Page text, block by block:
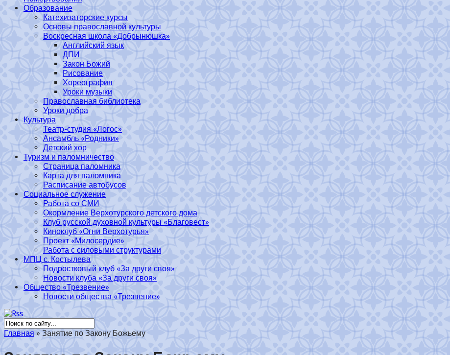
Образование
Катехизаторские курсы
Основы православной культуры
Воскресная школа «Добрынюшка»
Английский язык
ДПИ
Закон Божий
Рисование
Хореография
Уроки музыки
Православная библиотека
Уроки добра
Культура
Театр-студия «Логос»
Ансамбль «Родники»
Детский хор
Туризм и паломничество
Страница паломника
Карта для паломника
Расписание автобусов
Социальное служение
Работа со СМИ
Окормление Верхотурского детского дома
Клуб русской духовной культуры «Благовест»
Киноклуб «Огни Верхотурья»
Проект «Милосердие»
Работа с силовыми структурами
МПЦ с. Костылева
Подростковый клуб «За други своя»
Новости клуба «За други своя»
Общество «Трезвение»
Новости общества «Трезвение»
Главная » Занятие по Закону Божьему